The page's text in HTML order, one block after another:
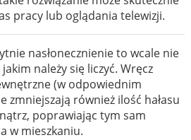
pracy lub oglądania telewizji.
nasłonecznienie to wcale nie
należy się liczyć. Wręcz
(w odpowiednim
zmniejszają również ilość hałasu
poprawiając tym sam
w mieszkaniu.